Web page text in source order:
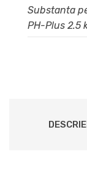
Substanta
PH-Plus 2.5